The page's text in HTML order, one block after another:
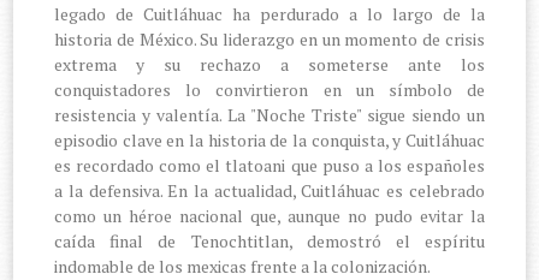
legado de Cuitláhuac ha perdurado a lo largo de la
historia de México. Su liderazgo en un momento de crisis
extrema y su rechazo a someterse ante los
conquistadores lo convirtieron en un símbolo de
resistencia y valentía. La "Noche Triste" sigue siendo un
episodio clave en la historia de la conquista, y Cuitláhuac
es recordado como el tlatoani que puso a los españoles
a la defensiva. En la actualidad, Cuitláhuac es celebrado
como un héroe nacional que, aunque no pudo evitar la
caída final de Tenochtitlan, demostró el espíritu
indomable de los mexicas frente a la colonización.